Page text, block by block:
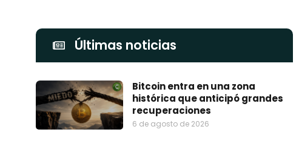
Últimas noticias
Bitcoin entra en una zona
histórica que anticipó grandes
recuperaciones
6 de agosto de 2026